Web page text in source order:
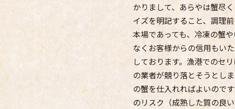
かりまして、あらやは蟹尽
イズを明記すること、調理
本場であっても、冷凍の蟹
なくお客様からの信用もい
しております。漁港でのセ
の業者が競り落とそうとし
の蟹を仕入れればよいので
のリスク（成熟した質の良